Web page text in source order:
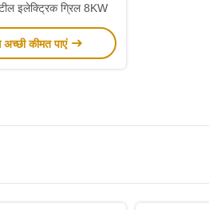
इलेक्ट्रिक ग्रिल 8KW
कीमत पाएं